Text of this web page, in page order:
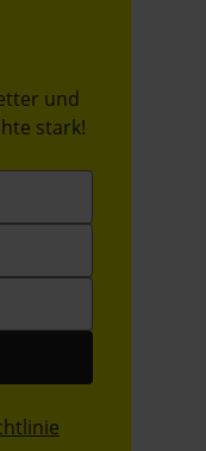
und
stark!